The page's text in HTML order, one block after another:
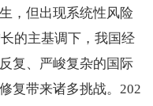
，但出现系统性风险
的主基调下，我国经
复、严峻复杂的国际
复带来诸多挑战。202